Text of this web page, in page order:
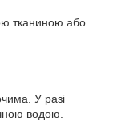
тканиною або
У разі
водою.